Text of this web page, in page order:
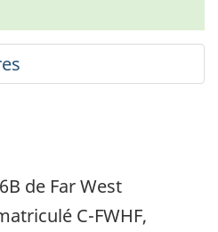
de Far West
C-FWHF,